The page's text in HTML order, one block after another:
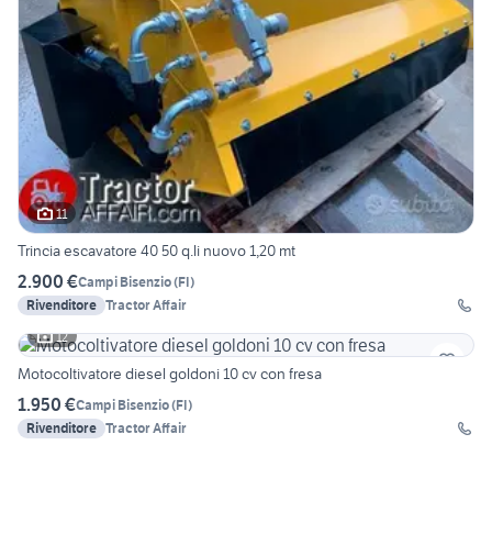
11
Trincia escavatore 40 50 q.li nuovo 1,20 mt
2.900 €Campi Bisenzio(FI)
Rivenditore Tractor Affair
12
Motocoltivatore diesel goldoni 10 cv con fresa
1.950 €Campi Bisenzio(FI)
Rivenditore Tractor Affair